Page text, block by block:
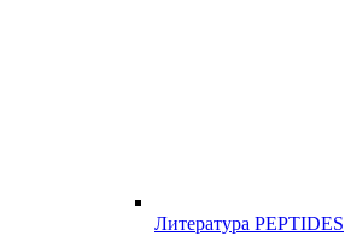
Литература PEPTIDES